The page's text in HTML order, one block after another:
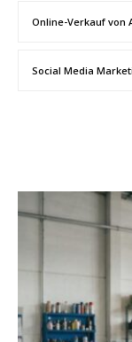
Online-Verkauf von
Social Media